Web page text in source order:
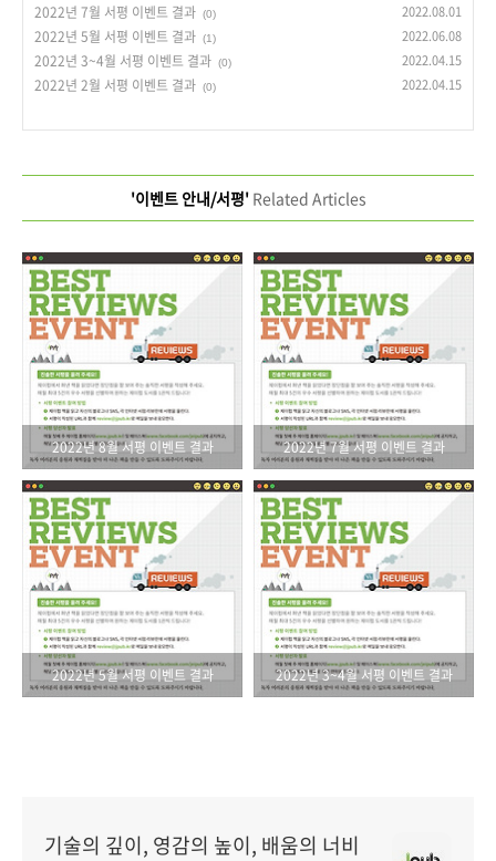
2022년 7월 서평 이벤트 결과 (0) 2022.08.01
2022년 5월 서평 이벤트 결과 (1) 2022.06.08
2022년 3~4월 서평 이벤트 결과 (0) 2022.04.15
2022년 2월 서평 이벤트 결과 (0) 2022.04.15
'이벤트 안내/서평'Related Articles
2022년 8월 서평 이벤트 결과 2022년 7월 서평 이벤트 결과
2022년 5월 서평 이벤트 결과 2022년 3~4월 서평 이벤트 결과
기술의 깊이, 영감의 높이, 배움의 너비